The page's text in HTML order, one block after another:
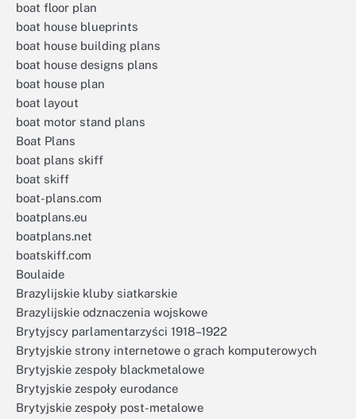
boat floor plan
boat house blueprints
boat house building plans
boat house designs plans
boat house plan
boat layout
boat motor stand plans
Boat Plans
boat plans skiff
boat skiff
boat-plans.com
boatplans.eu
boatplans.net
boatskiff.com
Boulaide
Brazylijskie kluby siatkarskie
Brazylijskie odznaczenia wojskowe
Brytyjscy parlamentarzyści 1918–1922
Brytyjskie strony internetowe o grach komputerowych
Brytyjskie zespoły blackmetalowe
Brytyjskie zespoły eurodance
Brytyjskie zespoły post-metalowe